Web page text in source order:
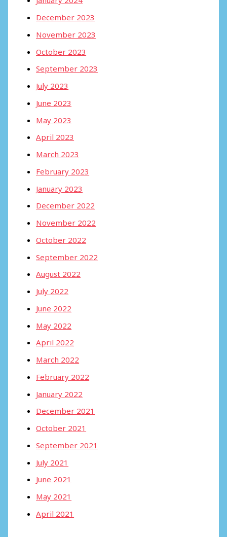
December 2023
November 2023
October 2023
September 2023
July 2023
June 2023
May 2023
April 2023
March 2023
February 2023
January 2023
December 2022
November 2022
October 2022
September 2022
August 2022
July 2022
June 2022
May 2022
April 2022
March 2022
February 2022
January 2022
December 2021
October 2021
September 2021
July 2021
June 2021
May 2021
April 2021